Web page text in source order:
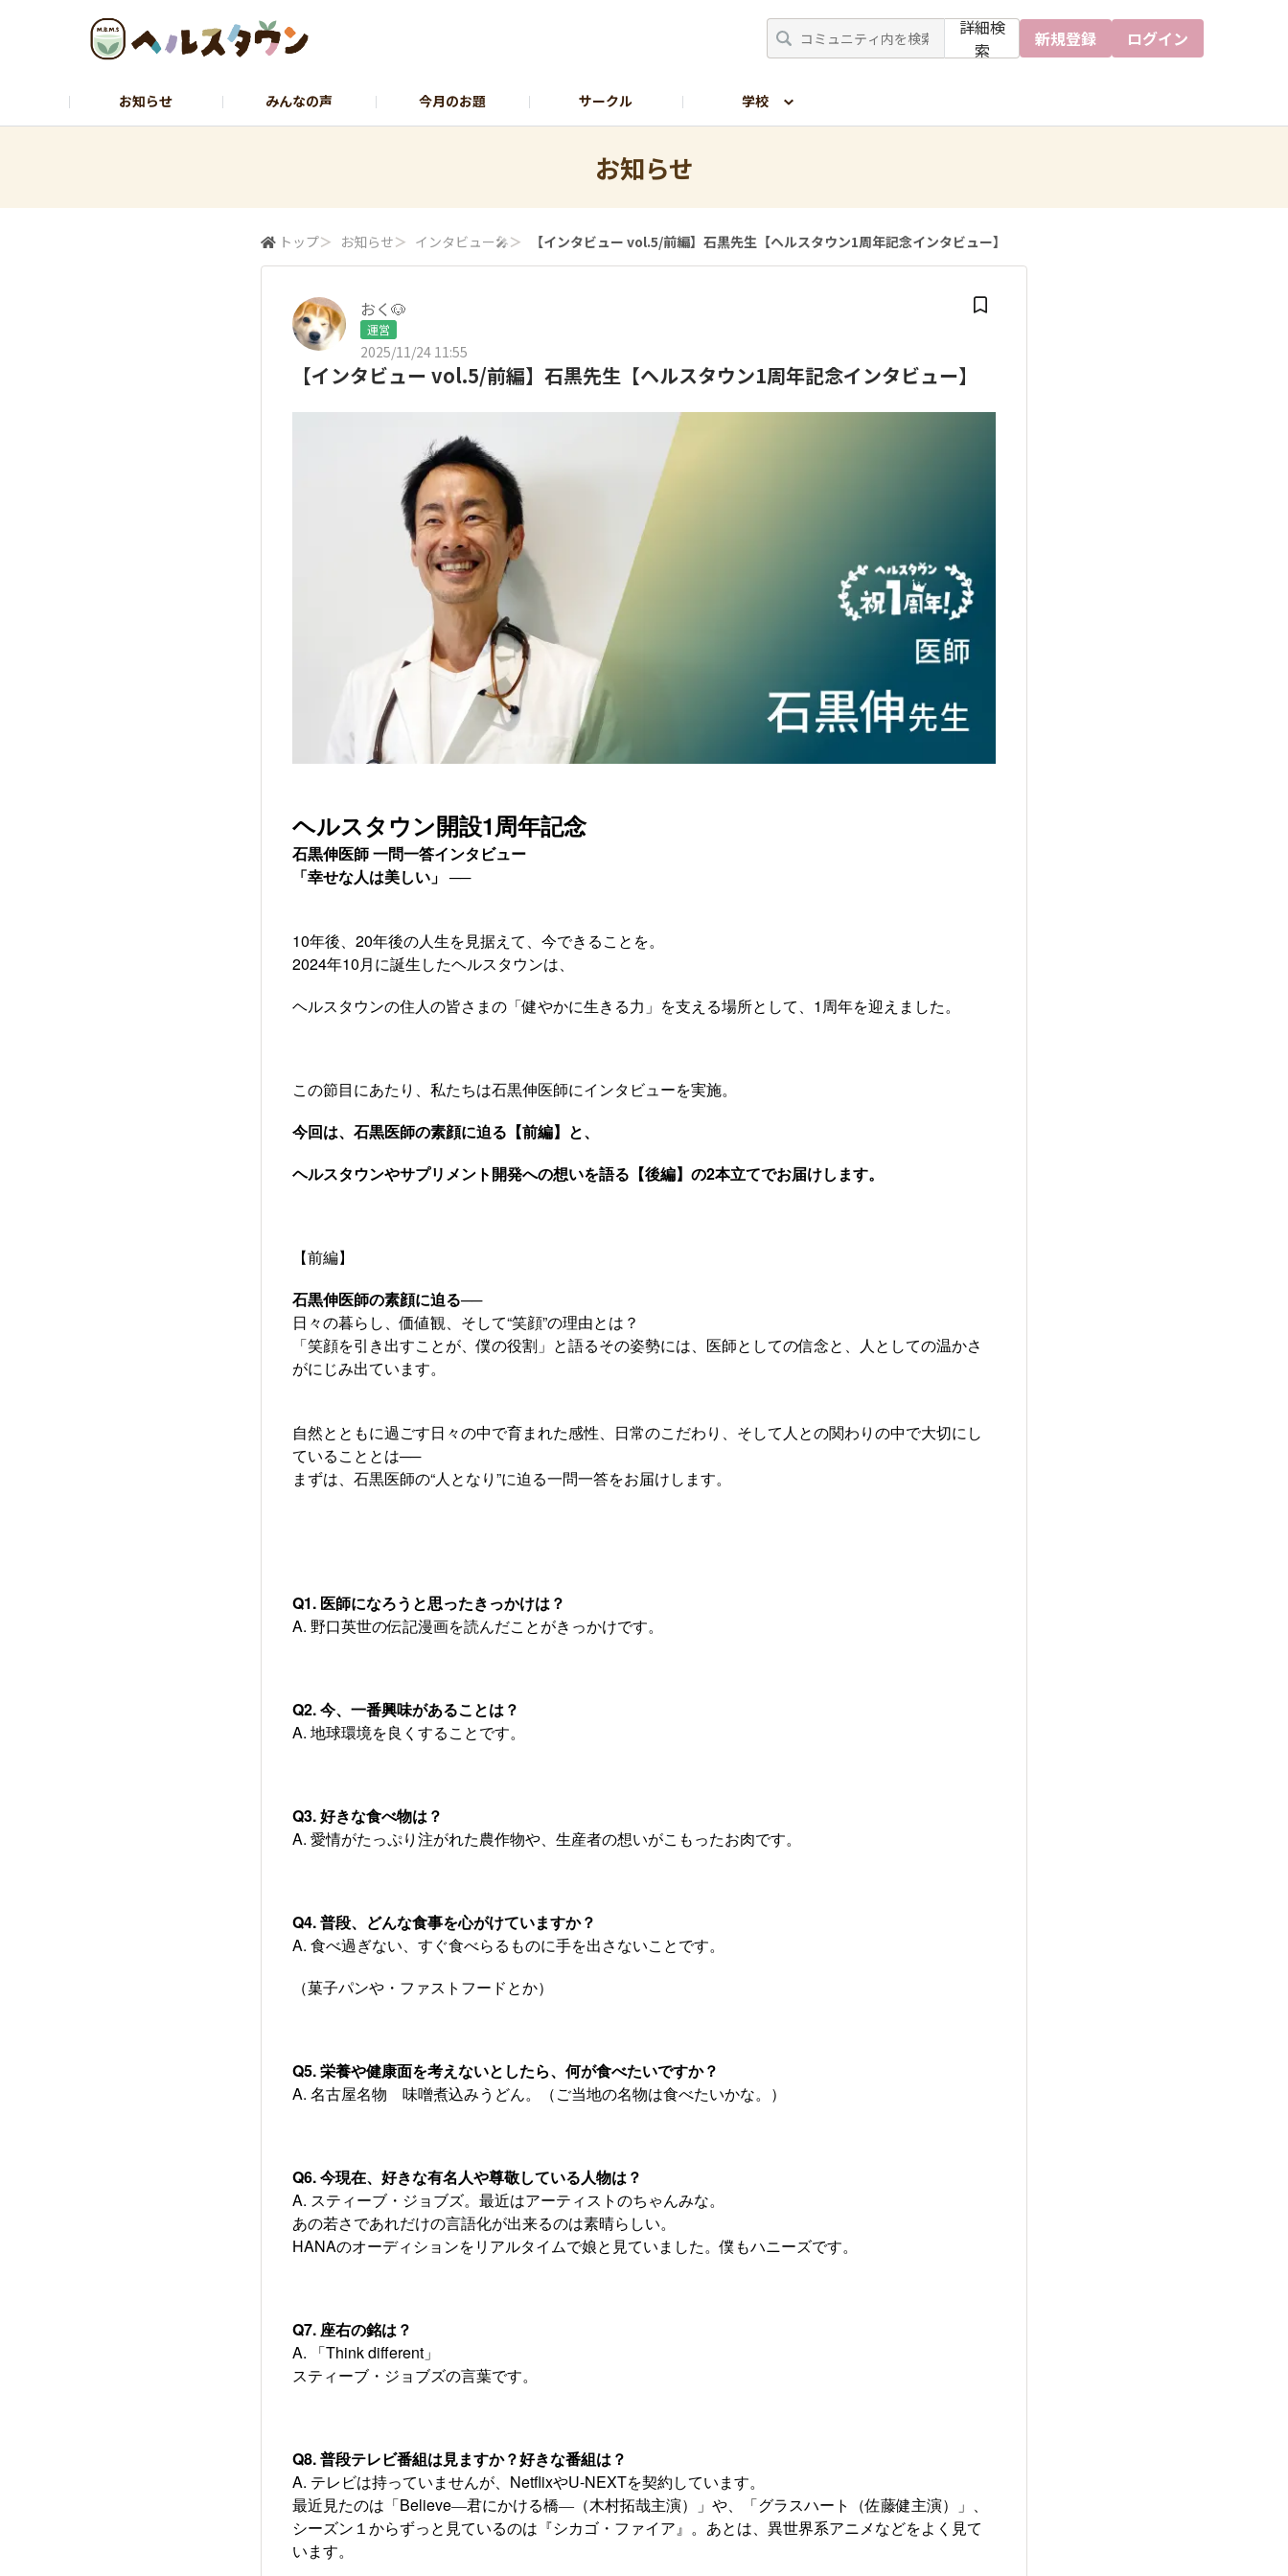
詳細検
索
新規登録 ログイン
お知らせ みんなの声 今月のお題 サークル 学校
お知らせ
トップ＞ お知らせ＞ インタビュー🎤＞ 【インタビュー vol.5/前編】石黒先生【ヘルスタウン1周年記念インタビュー】
おく🐶
運営
2025/11/24 11:55
【インタビュー vol.5/前編】石黒先生【ヘルスタウン1周年記念インタビュー】
ヘルスタウン開設1周年記念
石黒伸医師 一問一答インタビュー
「幸せな人は美しい」 ──
10年後、20年後の人生を見据えて、今できることを。
2024年10月に誕生したヘルスタウンは、
ヘルスタウンの住人の皆さまの「健やかに生きる力」を支える場所として、1周年を迎えました。
この節目にあたり、私たちは石黒伸医師にインタビューを実施。
今回は、石黒医師の素顔に迫る【前編】と、
ヘルスタウンやサプリメント開発への想いを語る【後編】の2本立てでお届けします。
【前編】
石黒伸医師の素顔に迫る──
日々の暮らし、価値観、そして“笑顔”の理由とは？
「笑顔を引き出すことが、僕の役割」と語るその姿勢には、医師としての信念と、人としての温かさ
がにじみ出ています。
自然とともに過ごす日々の中で育まれた感性、日常のこだわり、そして人との関わりの中で大切にし
ていることとは──
まずは、石黒医師の“人となり”に迫る一問一答をお届けします。
Q1. 医師になろうと思ったきっかけは？
A. 野口英世の伝記漫画を読んだことがきっかけです。
Q2. 今、一番興味があることは？
A. 地球環境を良くすることです。
Q3. 好きな食べ物は？
A. 愛情がたっぷり注がれた農作物や、生産者の想いがこもったお肉です。
Q4. 普段、どんな食事を心がけていますか？
A. 食べ過ぎない、すぐ食べらるものに手を出さないことです。
（菓子パンや・ファストフードとか）
Q5. 栄養や健康面を考えないとしたら、何が食べたいですか？
A. 名古屋名物 味噌煮込みうどん。（ご当地の名物は食べたいかな。）
Q6. 今現在、好きな有名人や尊敬している人物は？
A. スティーブ・ジョブズ。最近はアーティストのちゃんみな。
あの若さであれだけの言語化が出来るのは素晴らしい。
HANAのオーディションをリアルタイムで娘と見ていました。僕もハニーズです。
Q7. 座右の銘は？
A. 「Think different」
スティーブ・ジョブズの言葉です。
Q8. 普段テレビ番組は見ますか？好きな番組は？
A. テレビは持っていませんが、NetflixやU-NEXTを契約しています。
最近見たのは「Believe―君にかける橋―（木村拓哉主演）」や、「グラスハート（佐藤健主演）」、
シーズン１からずっと見ているのは『シカゴ・ファイア』。あとは、異世界系アニメなどをよく見て
います。